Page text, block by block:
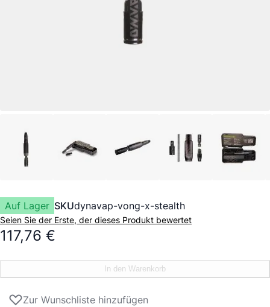
Auf Lager SKUdynavap-vong-x-stealth
Seien Sie der Erste, der dieses Produkt bewertet
117,76 €
In den Warenkorb
Zur Wunschliste hinzufügen